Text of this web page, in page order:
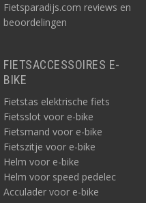
Fietsparadijs.com reviews en
beoordelingen
FIETSACCESSOIRES E-
BIKE
Fietstas elektrische fiets
Fietsslot voor e-bike
Fietsmand voor e-bike
Fietszitje voor e-bike
Helm voor e-bike
Helm voor speed pedelec
Acculader voor e-bike